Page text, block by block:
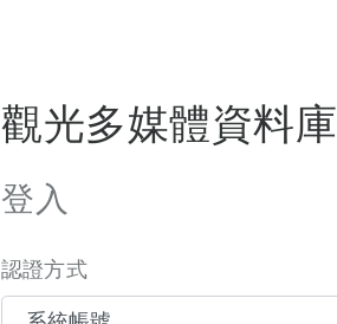
觀光多媒體資料庫
登入
認證方式